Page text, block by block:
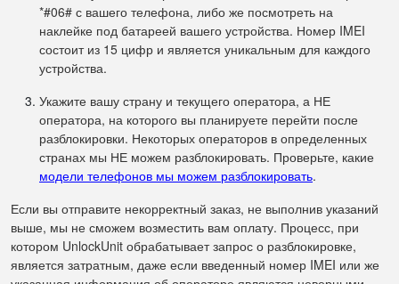
*#06# с вашего телефона, либо же посмотреть на
наклейке под батареей вашего устройства. Номер IMEI
состоит из 15 цифр и является уникальным для каждого
устройства.
Укажите вашу страну и текущего оператора, а НЕ
оператора, на которого вы планируете перейти после
разблокировки. Некоторых операторов в определенных
странах мы НЕ можем разблокировать. Проверьте, какие
модели телефонов мы можем разблокировать.
Если вы отправите некорректный заказ, не выполнив указаний
выше, мы не сможем возместить вам оплату. Процесс, при
котором UnlockUnit обрабатывает запрос о разблокировке,
является затратным, даже если введенный номер IMEI или же